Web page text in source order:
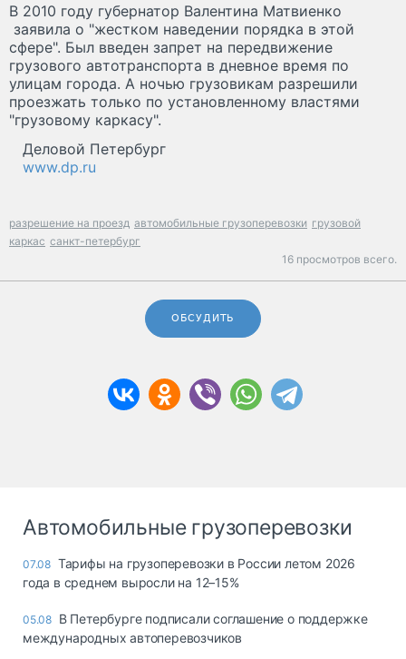
В 2010 году губернатор Валентина Матвиенко
заявила о "жестком наведении порядка в этой
сфере". Был введен запрет на передвижение
грузового автотранспорта в дневное время по
улицам города. А ночью грузовикам разрешили
проезжать только по установленному властями
"грузовому каркасу".
Деловой Петербург
www.dp.ru
разрешение на проезд автомобильные грузоперевозки грузовой
каркас санкт-петербург
16 просмотров всего.
ОБСУДИТЬ
Автомобильные грузоперевозки
07.08 Тарифы на грузоперевозки в России летом 2026
года в среднем выросли на 12–15%
05.08 В Петербурге подписали соглашение о поддержке
международных автоперевозчиков